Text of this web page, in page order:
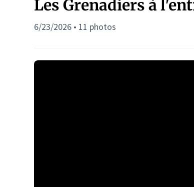
Les Grenadiers à
6/23/2026 • 11 photos